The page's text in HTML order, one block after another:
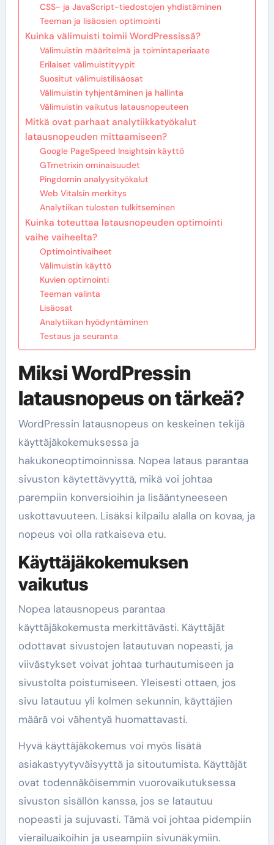
CSS- ja JavaScript-tiedostojen yhdistäminen
Teeman ja lisäosien optimointi
Kuinka välimuisti toimii WordPressissä?
Välimuistin määritelmä ja toimintaperiaate
Erilaiset välimuistityypit
Suositut välimuistilisäosat
Välimuistin tyhjentäminen ja hallinta
Välimuistin vaikutus latausnopeuteen
Mitkä ovat parhaat analytiikkatyökalut
latausnopeuden mittaamiseen?
Google PageSpeed Insightsin käyttö
GTmetrixin ominaisuudet
Pingdomin analyysityökalut
Web Vitalsin merkitys
Analytiikan tulosten tulkitseminen
Kuinka toteuttaa latausnopeuden optimointi
vaihe vaiheelta?
Optimointivaiheet
Välimuistin käyttö
Kuvien optimointi
Teeman valinta
Lisäosat
Analytiikan hyödyntäminen
Testaus ja seuranta
Miksi WordPressin
latausnopeus on tärkeä?
WordPressin latausnopeus on keskeinen tekijä
käyttäjäkokemuksessa ja
hakukoneoptimoinnissa. Nopea lataus parantaa
sivuston käytettävyyttä, mikä voi johtaa
parempiin konversioihin ja lisääntyneeseen
uskottavuuteen. Lisäksi kilpailu alalla on kovaa, ja
nopeus voi olla ratkaiseva etu.
Käyttäjäkokemuksen
vaikutus
Nopea latausnopeus parantaa
käyttäjäkokemusta merkittävästi. Käyttäjät
odottavat sivustojen latautuvan nopeasti, ja
viivästykset voivat johtaa turhautumiseen ja
sivustolta poistumiseen. Yleisesti ottaen, jos
sivu latautuu yli kolmen sekunnin, käyttäjien
määrä voi vähentyä huomattavasti.
Hyvä käyttäjäkokemus voi myös lisätä
asiakastyytyväisyyttä ja sitoutumista. Käyttäjät
ovat todennäköisemmin vuorovaikutuksessa
sivuston sisällön kanssa, jos se latautuu
nopeasti ja sujuvasti. Tämä voi johtaa pidempiin
vierailuaikoihin ja useampiin sivunäkymiin.